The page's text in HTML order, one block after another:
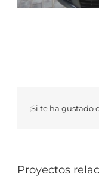
¡Si te ha gustado
Proyectos